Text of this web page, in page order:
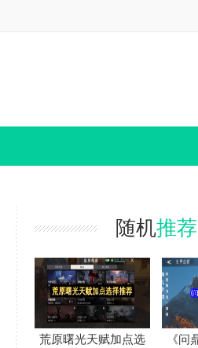
随机推荐
荒原曙光天赋加点选
《问